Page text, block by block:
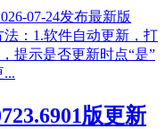
07-24发布最新版
：1.软件自动更新，打
提示是否更新时点“是”
...
版更新